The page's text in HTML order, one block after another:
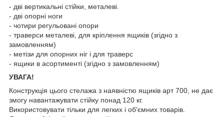
- дві вертикальні стійки, металеві.
- дві опорні ноги
- чотири регульовані опори
- траверси металеві, для кріплення ящиків (згідно з
замовленням)
- метізи для опорних ніг і для траверс
- ящики в асортименті (згідно з замовленням)
УВАГА!
Конструкція цього стелажа з наявністю ящиків арт 700, не дає
змогу навантажувати стійку понад 120 кг.
Використовувати тільки для легких і об'ємних товарів.